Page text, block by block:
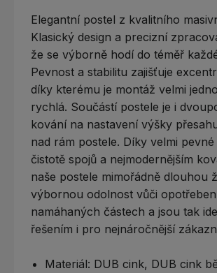
Elegantní postel z kvalitního
Klasický design a precizní
že se výborně hodí do téměř
Pevnost a stabilitu zajišťuje
díky kterému je montáž velmi
rychlá. Součástí postele je i
kování na nastavení výšky
nad rám postele. Díky velmi
čistotě spojů a nejmodernějším
naše postele mimořádně dlouhou
výbornou odolnost vůči
namáhaných částech a jsou tak
řešením i pro nejnáročnější
Materiál: DUB cink, DUB cink